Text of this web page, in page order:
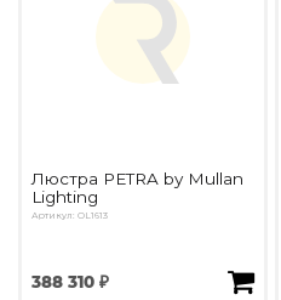
Люстра PETRA by Mullan
Lighting
Артикул: OL1613
388 310 ₽